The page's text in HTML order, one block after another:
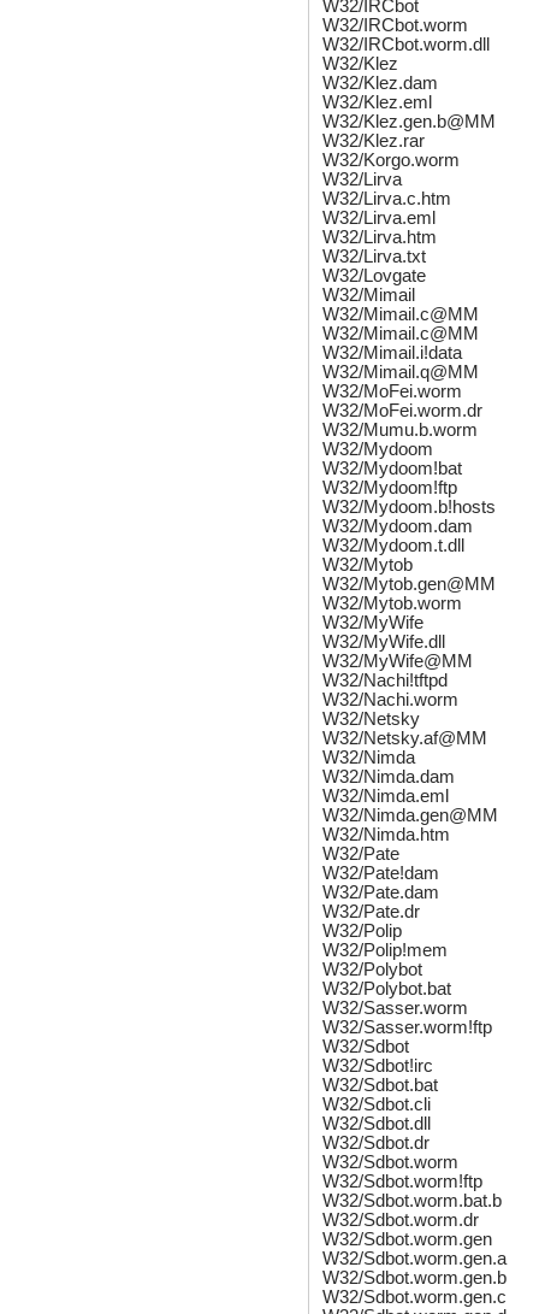
W32/IRCbot
W32/IRCbot.worm
W32/IRCbot.worm.dll
W32/Klez
W32/Klez.dam
W32/Klez.eml
W32/Klez.gen.b@MM
W32/Klez.rar
W32/Korgo.worm
W32/Lirva
W32/Lirva.c.htm
W32/Lirva.eml
W32/Lirva.htm
W32/Lirva.txt
W32/Lovgate
W32/Mimail
W32/Mimail.c@MM
W32/Mimail.c@MM
W32/Mimail.i!data
W32/Mimail.q@MM
W32/MoFei.worm
W32/MoFei.worm.dr
W32/Mumu.b.worm
W32/Mydoom
W32/Mydoom!bat
W32/Mydoom!ftp
W32/Mydoom.b!hosts
W32/Mydoom.dam
W32/Mydoom.t.dll
W32/Mytob
W32/Mytob.gen@MM
W32/Mytob.worm
W32/MyWife
W32/MyWife.dll
W32/MyWife@MM
W32/Nachi!tftpd
W32/Nachi.worm
W32/Netsky
W32/Netsky.af@MM
W32/Nimda
W32/Nimda.dam
W32/Nimda.eml
W32/Nimda.gen@MM
W32/Nimda.htm
W32/Pate
W32/Pate!dam
W32/Pate.dam
W32/Pate.dr
W32/Polip
W32/Polip!mem
W32/Polybot
W32/Polybot.bat
W32/Sasser.worm
W32/Sasser.worm!ftp
W32/Sdbot
W32/Sdbot!irc
W32/Sdbot.bat
W32/Sdbot.cli
W32/Sdbot.dll
W32/Sdbot.dr
W32/Sdbot.worm
W32/Sdbot.worm!ftp
W32/Sdbot.worm.bat.b
W32/Sdbot.worm.dr
W32/Sdbot.worm.gen
W32/Sdbot.worm.gen.a
W32/Sdbot.worm.gen.b
W32/Sdbot.worm.gen.c